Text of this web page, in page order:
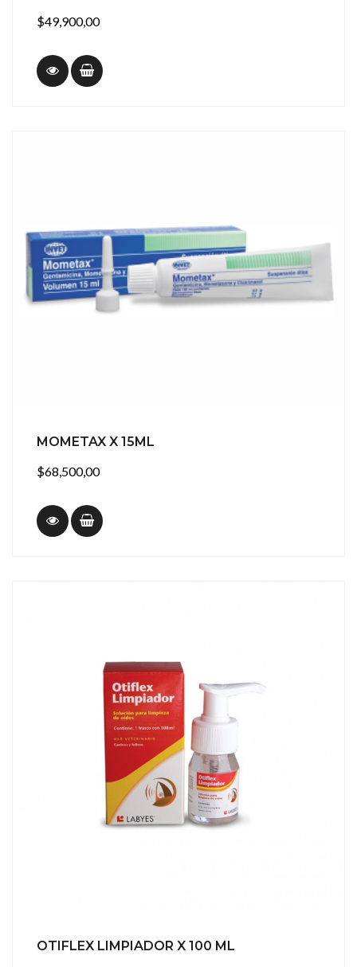
$49,900,00
MOMETAX X 15ML
$68,500,00
OTIFLEX LIMPIADOR X 100 ML